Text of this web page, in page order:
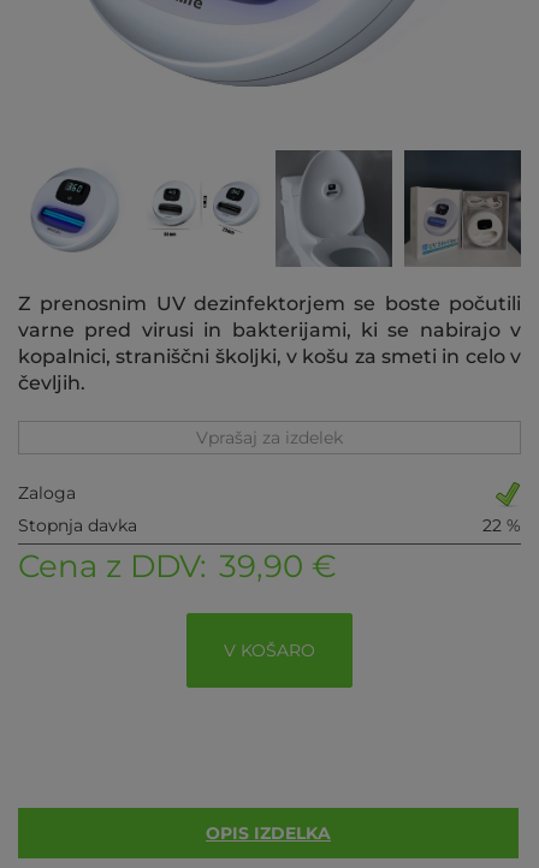
Z prenosnim UV dezinfektorjem se boste počutili
varne pred virusi in bakterijami, ki se nabirajo v
kopalnici, straniščni školjki, v košu za smeti in celo v
čevljih.
Vprašaj za izdelek
Zaloga
Stopnja davka
22 %
Cena z DDV: 39,90 €
V KOŠARO
OPIS IZDELKA